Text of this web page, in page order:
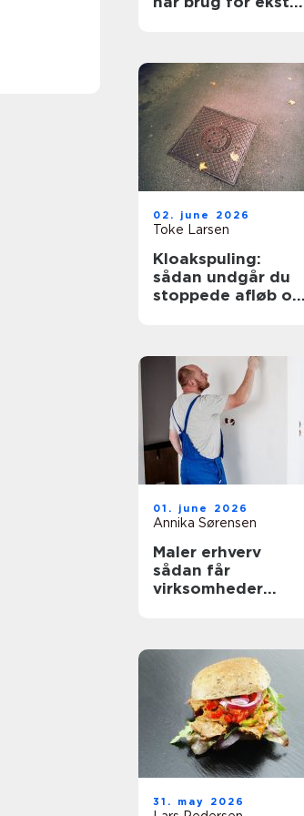
02. june 2026
Toke Larsen
Kloakspuling:
sådan undgår du
stoppede afløb og
01. june 2026
Annika Sørensen
Maler erhverv
sådan får
virksomheder
31. may 2026